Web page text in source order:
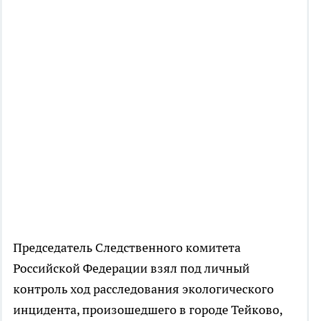
Председатель Следственного комитета
Российской Федерации взял под личный
контроль ход расследования экологического
инцидента, произошедшего в городе Тейково,